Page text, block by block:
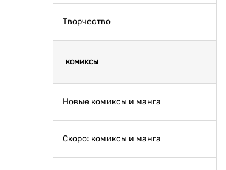
Творчество
КОМИКСЫ
Новые комиксы и манга
Скоро: комиксы и манга